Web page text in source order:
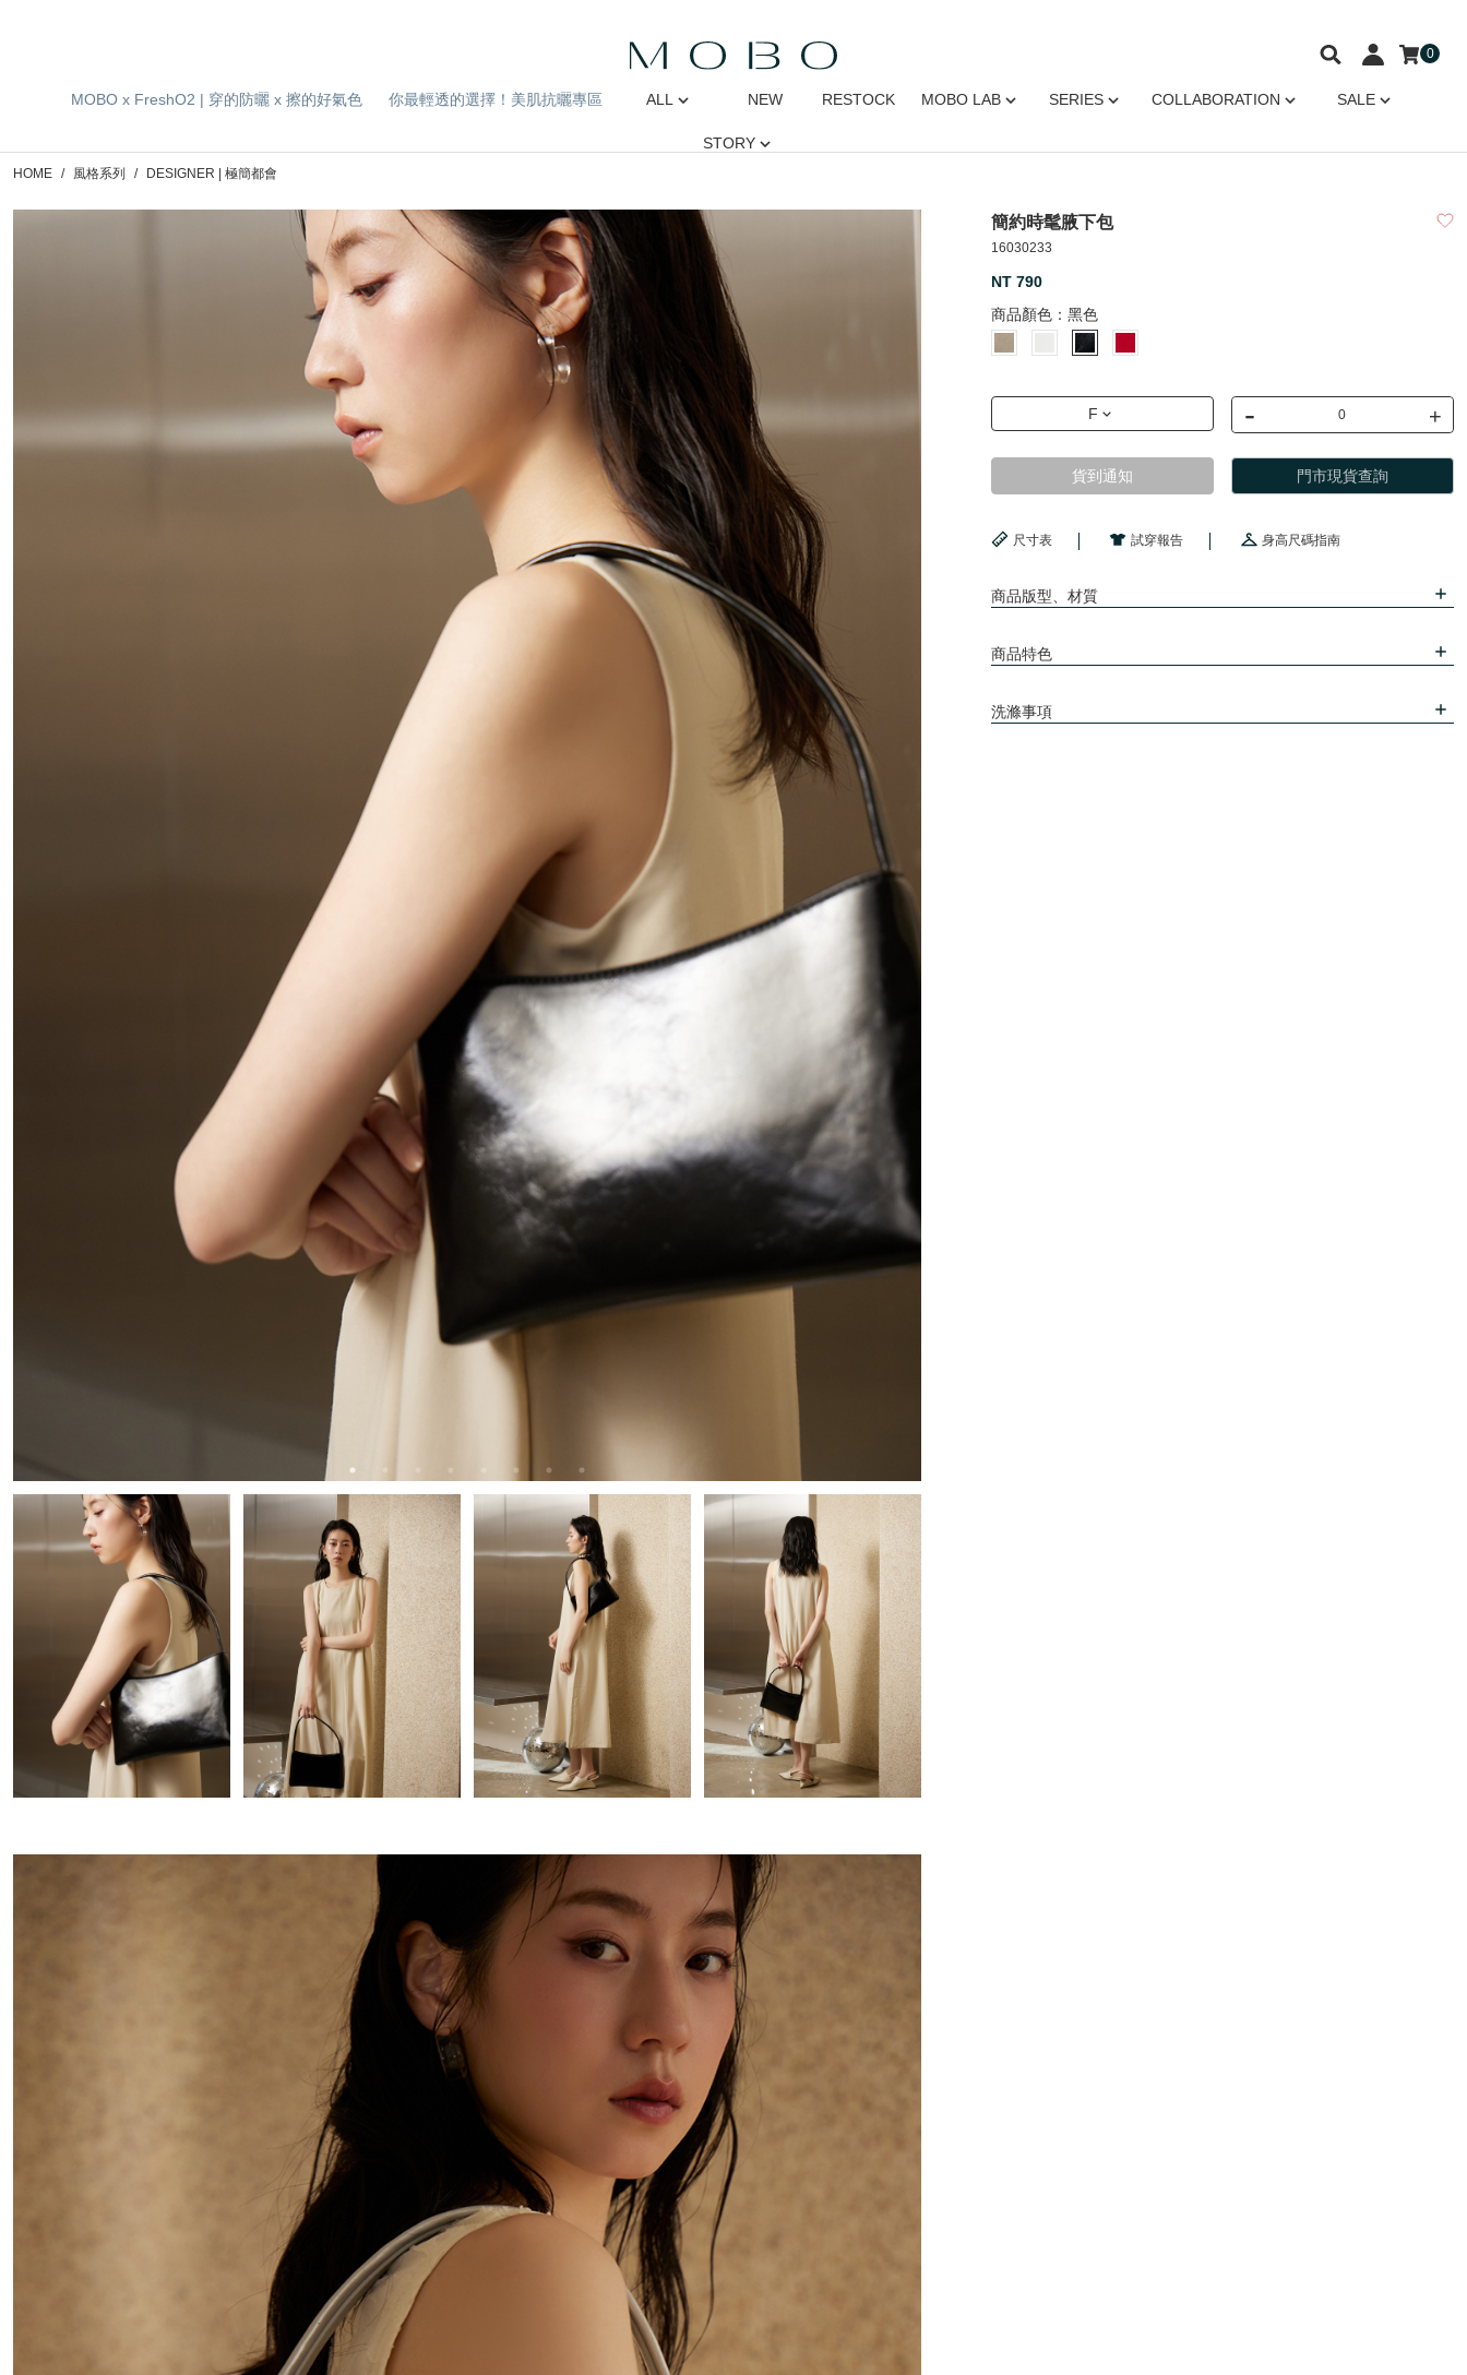
MOBO x FreshO2 | 穿的防曬 x 擦的好氣色 你最輕透的選擇！美肌抗曬專區 ALL NEW RESTOCK MOBO LAB SERIES COLLABORATION SALE
STORY
0
HOME 風格系列 DESIGNER | 極簡都會
簡約時髦腋下包
16030233
NT 790
商品顏色： 黑色
F - +
貨到通知 門市現貨查詢
尺寸表 試穿報告 身高尺碼指南
商品版型、材質
商品特色
洗滌事項